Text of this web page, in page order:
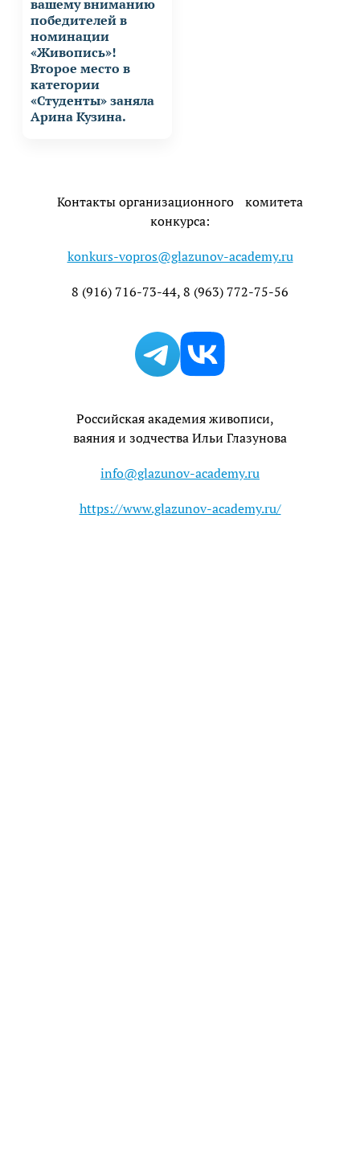
вашему вниманию
победителей в
номинации
«Живопись»!
Второе место в
категории
«Студенты» заняла
Арина Кузина.
Контакты организационного комитета
конкурса:
konkurs-vopros@glazunov-academy.ru
8 (916) 716-73-44, 8 (963) 772-75-56
Телеграм
Вк
Российская академия живописи,
ваяния и зодчества Ильи Глазунова
info@glazunov-academy.ru
https://www.glazunov-academy.ru/